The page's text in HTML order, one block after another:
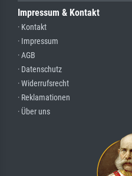
Impressum & Kontakt
· Kontakt
· Impressum
· AGB
· Datenschutz
· Widerrufsrecht
· Reklamationen
· Über uns